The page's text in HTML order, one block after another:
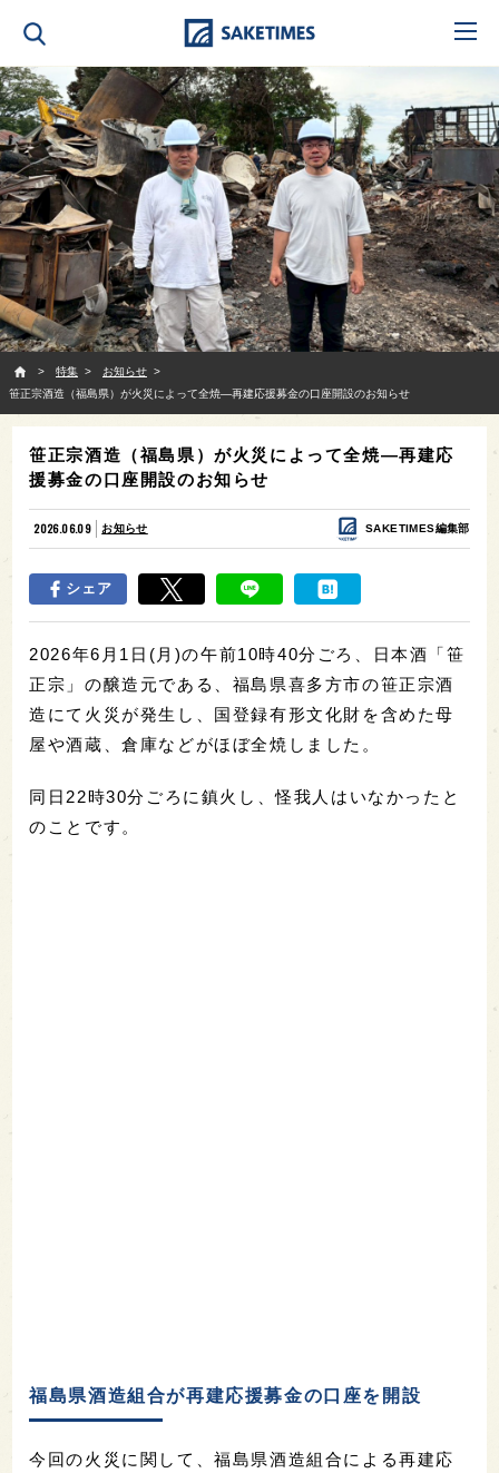
特集
お知らせ
笹正宗酒造（福島県）が火災によって全焼—再建応援募金の口座開設のお知らせ
笹正宗酒造（福島県）が火災によって全焼—再建応
援募金の口座開設のお知らせ
2026.06.09 お知らせ SAKETIMES編集部
シェア
2026年6月1日(月)の午前10時40分ごろ、日本酒「笹
正宗」の醸造元である、福島県喜多方市の笹正宗酒
造にて火災が発生し、国登録有形文化財を含めた母
屋や酒蔵、倉庫などがほぼ全焼しました。
同日22時30分ごろに鎮火し、怪我人はいなかったと
のことです。
福島県酒造組合が再建応援募金の口座を開設
今回の火災に関して、福島県酒造組合による再建応